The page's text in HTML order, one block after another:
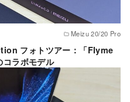
Meizu 20/20 Pro
フォトツアー：「Flyme
ラボモデル